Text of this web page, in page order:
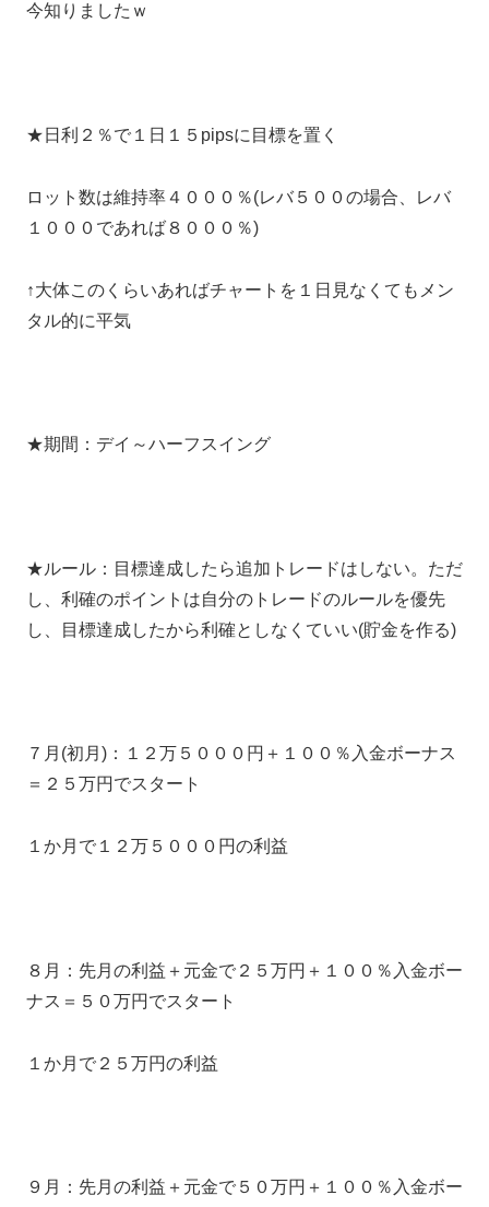
今知りましたｗ
★日利２％で１日１５pipsに目標を置く
ロット数は維持率４０００％(レバ５００の場合、レバ
１０００であれば８０００％)
↑大体このくらいあればチャートを１日見なくてもメン
タル的に平気
★期間：デイ～ハーフスイング
★ルール：目標達成したら追加トレードはしない。ただ
し、利確のポイントは自分のトレードのルールを優先
し、目標達成したから利確としなくていい(貯金を作る)
７月(初月)：１２万５０００円＋１００％入金ボーナス
＝２５万円でスタート
１か月で１２万５０００円の利益
８月：先月の利益＋元金で２５万円＋１００％入金ボー
ナス＝５０万円でスタート
１か月で２５万円の利益
９月：先月の利益＋元金で５０万円＋１００％入金ボー